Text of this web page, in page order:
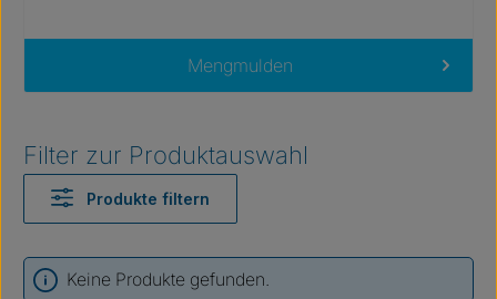
Mengmulden
Filter zur Produktauswahl
Produkte filtern
Keine Produkte gefunden.